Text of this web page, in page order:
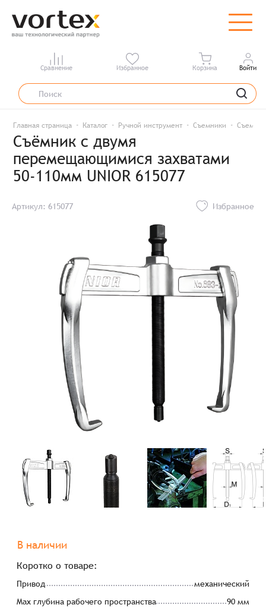
Сравнение Избранное Корзина Войти
Главная страница Каталог Ручной инструмент Съемники
Съёмник с двумя
перемещающимися захватами
50-110мм UNIOR 615077
Артикул: 615077 Избранное
В наличии
Коротко о товаре:
Привод
механический
Max глубина рабочего пространства
90 мм